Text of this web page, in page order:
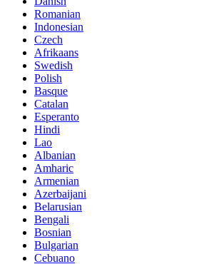
Romanian
Indonesian
Czech
Afrikaans
Swedish
Polish
Basque
Catalan
Esperanto
Hindi
Lao
Albanian
Amharic
Armenian
Azerbaijani
Belarusian
Bengali
Bosnian
Bulgarian
Cebuano